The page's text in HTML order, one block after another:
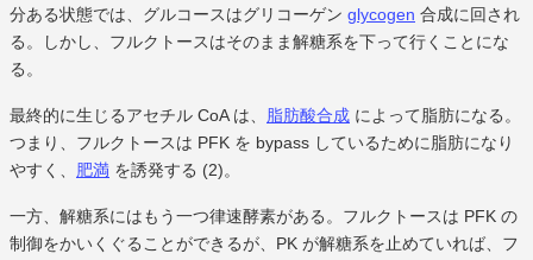
分ある状態では、グルコースはグリコーゲン glycogen 合成に回され
る。しかし、フルクトースはそのまま解糖系を下って行くことにな
る。
最終的に生じるアセチル CoA は、 脂肪酸合成 によって脂肪になる。
つまり、フルクトースは PFK を bypass しているために脂肪になり
やすく、 肥満 を誘発する (2)。
一方、解糖系にはもう一つ律速酵素がある。フルクトースは PFK の
制御をかいくぐることができるが、PK が解糖系を止めていれば、フ